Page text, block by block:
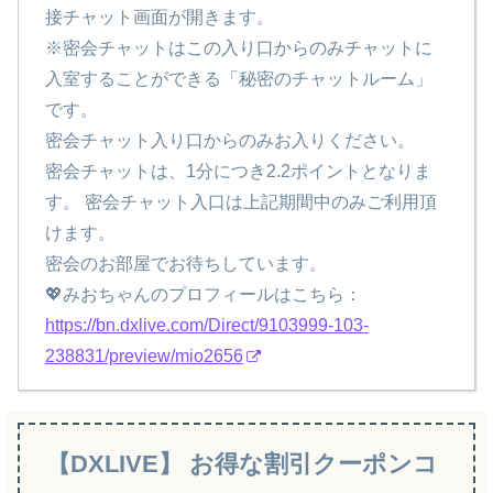
接チャット画面が開きます。
※密会チャットはこの入り口からのみチャットに
入室することができる「秘密のチャットルーム」
です。
密会チャット入り口からのみお入りください。
密会チャットは、1分につき2.2ポイントとなりま
す。 密会チャット入口は上記期間中のみご利用頂
けます。
密会のお部屋でお待ちしています。
💖みおちゃんのプロフィールはこちら：
https://bn.dxlive.com/Direct/9103999-103-
238831/preview/mio2656
【DXLIVE】 お得な割引クーポンコ